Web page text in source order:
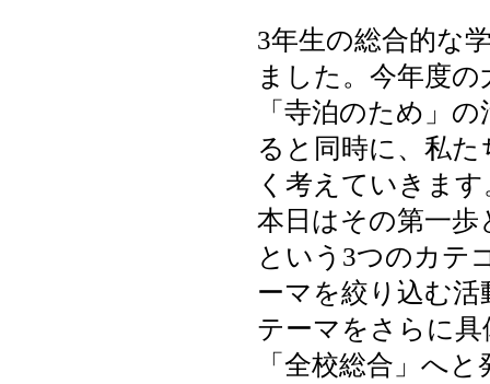
3年生の総合的な
ました。今年度
「寺泊のため」
ると同時に、私
く考えていきます
本日はその第一歩
という3つのカテ
ーマを絞り込む
テーマをさらに
「全校総合」へ